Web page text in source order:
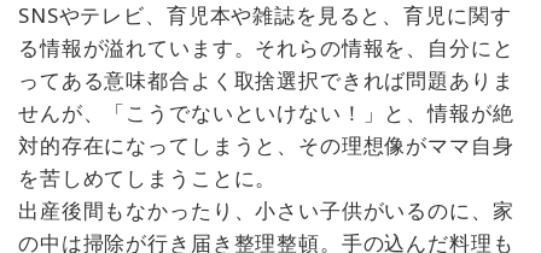
SNSやテレビ、育児本や雑誌を見ると、育児に関す
る情報が溢れています。それらの情報を、自分にと
ってある意味都合よく取捨選択できれば問題ありま
せんが、「こうでないといけない！」と、情報が絶
対的存在になってしまうと、その理想像がママ自身
を苦しめてしまうことに。
出産後間もなかったり、小さい子供がいるのに、家
の中は掃除が行き届き整理整頓。手の込んだ料理も